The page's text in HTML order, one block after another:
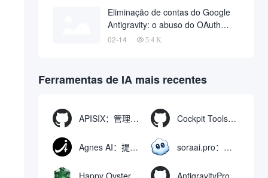
Eliminação de contas do Google
Antigravity: o abuso do OAuth
desencadeia uma onda de
02-14 5.4 K
Ferramentas de IA mais recentes
APISIX：管理和代理API及大模型流量的高性能网关 Cockpit Tools：管理多个AI编程IDE账号与配置多开独立实例的本地桌面应用
Agnes AI：提供全模态模型免费API、支持图文视频生成与复杂工程执行的智能体平台 soraai.pro：支持多模型文字转视频和图像生成的在线创作工具
Happy Oyster AI：生成可交互式3D虚拟世界与视频的大模型 AntigravityProxyLauncher：免TUN全局代理使用Antigravity IDE